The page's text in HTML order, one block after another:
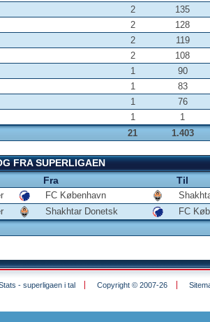
2
135
2
128
2
119
2
108
1
90
1
83
1
76
1
1
21
1.403
FRA SUPERLIGAEN
Fra
Til
FC København
Shakhtar Donetsk FC
- superligaen i tal Copyright © 2007-26